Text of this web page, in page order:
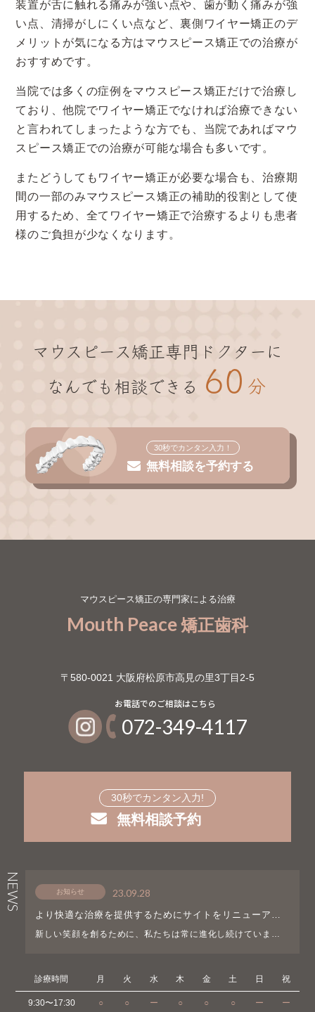
装置が舌に触れる痛みが強い点や、歯が動く痛みが強
い点、清掃がしにくい点など、裏側ワイヤー矯正のデ
メリットが気になる方はマウスピース矯正での治療が
おすすめです。
当院では多くの症例をマウスピース矯正だけで治療し
ており、他院でワイヤー矯正でなければ治療できない
と言われてしまったような方でも、当院であればマウ
スピース矯正での治療が可能な場合も多いです。
またどうしてもワイヤー矯正が必要な場合も、治療期
間の一部のみマウスピース矯正の補助的役割として使
用するため、全てワイヤー矯正で治療するよりも患者
様のご負担が少なくなります。
マウスピース矯正専門ドクターに
なんでも相談できる 60 分
30秒でカンタン入力！
無料相談を予約する
マウスピース矯正の専門家による治療
Mouth Peace矯正歯科
〒580-0021 大阪府松原市高見の里3丁目2-5
072-349-4117
30秒でカンタン入力!
無料相談予約
NEWS お知らせ 23.09.28
より快適な治療を提供するためにサイトをリニューアル
しました！！
新しい笑顔を創るために、私たちは常に進化し続けています。
診療時間
月 火 水 木 金 土 日 祝
9:30〜17:30 ○ ○ ー ○ ○ ○ ー ー